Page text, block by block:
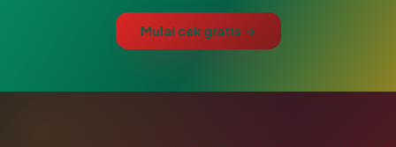
Mulai cek gratis →